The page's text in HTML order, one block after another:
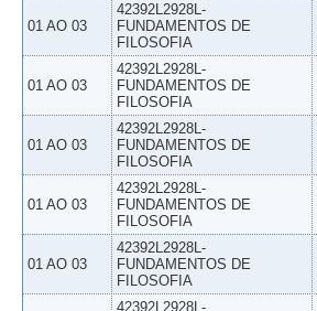
01 AO 03
42392L2928L-
FUNDAMENTOS DE
FILOSOFIA
01 AO 03
42392L2928L-
FUNDAMENTOS DE
FILOSOFIA
01 AO 03
42392L2928L-
FUNDAMENTOS DE
FILOSOFIA
01 AO 03
42392L2928L-
FUNDAMENTOS DE
FILOSOFIA
01 AO 03
42392L2928L-
FUNDAMENTOS DE
FILOSOFIA
42392L2928L-